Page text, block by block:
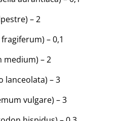
– 2
– 0,1
– 2
lanceolata) – 3
vulgare) – 3